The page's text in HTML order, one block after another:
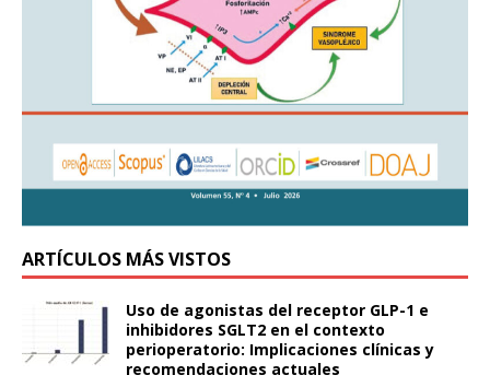
ARTÍCULOS MÁS VISTOS
Uso de agonistas del receptor GLP-1 e
inhibidores SGLT2 en el contexto
perioperatorio: Implicaciones clínicas y
recomendaciones actuales